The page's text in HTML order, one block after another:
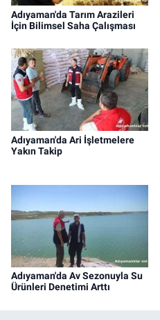
Adıyaman'da Tarım Arazileri
İçin Bilimsel Saha Çalışması
Adıyaman'da Ari İşletmelere
Yakın Takip
Adıyaman'da Av Sezonuyla Su
Ürünleri Denetimi Arttı